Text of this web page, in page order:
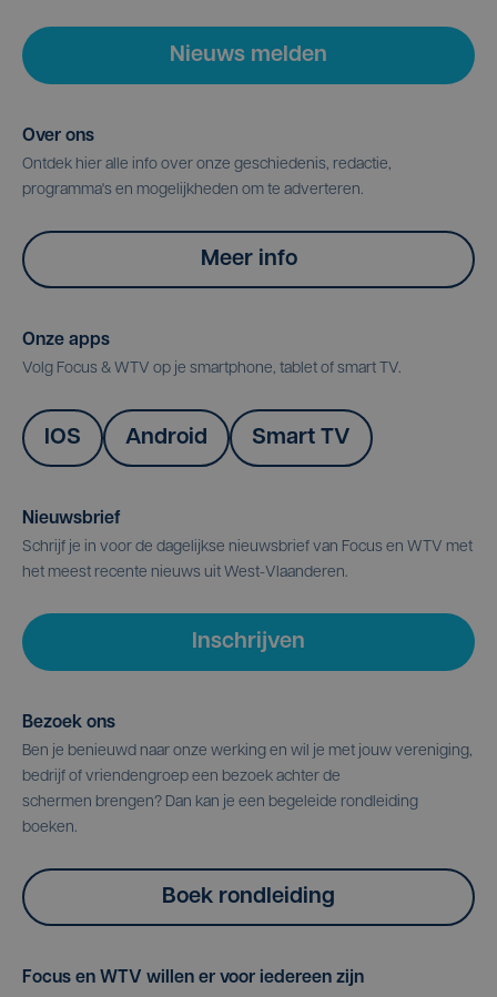
Nieuws melden
Over ons
Ontdek hier alle info over onze geschiedenis, redactie,
programma's en mogelijkheden om te adverteren.
Meer info
Onze apps
Volg Focus & WTV op je smartphone, tablet of smart TV.
IOS Android Smart TV
Nieuwsbrief
Schrijf je in voor de dagelijkse nieuwsbrief van Focus en WTV met
het meest recente nieuws uit West-Vlaanderen.
Inschrijven
Bezoek ons
Ben je benieuwd naar onze werking en wil je met jouw vereniging,
bedrijf of vriendengroep een bezoek achter de
schermen brengen? Dan kan je een begeleide rondleiding
boeken.
Boek rondleiding
Focus en WTV willen er voor iedereen zijn